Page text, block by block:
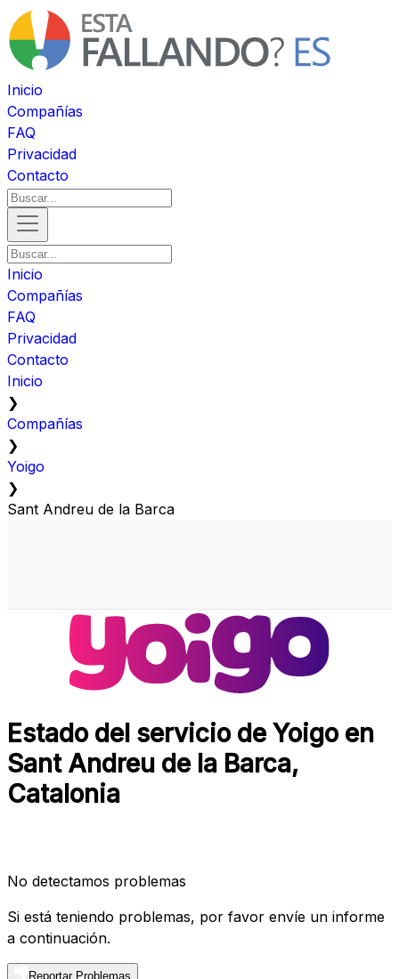
Inicio
Compañías
FAQ
Privacidad
Contacto
Inicio
Compañías
FAQ
Privacidad
Contacto
Inicio
❯
Compañías
❯
Yoigo
❯
Sant Andreu de la Barca
Estado del servicio de Yoigo en
Sant Andreu de la Barca,
Catalonia
No detectamos problemas
Si está teniendo problemas, por favor envíe un informe
a continuación.
Reportar Problemas